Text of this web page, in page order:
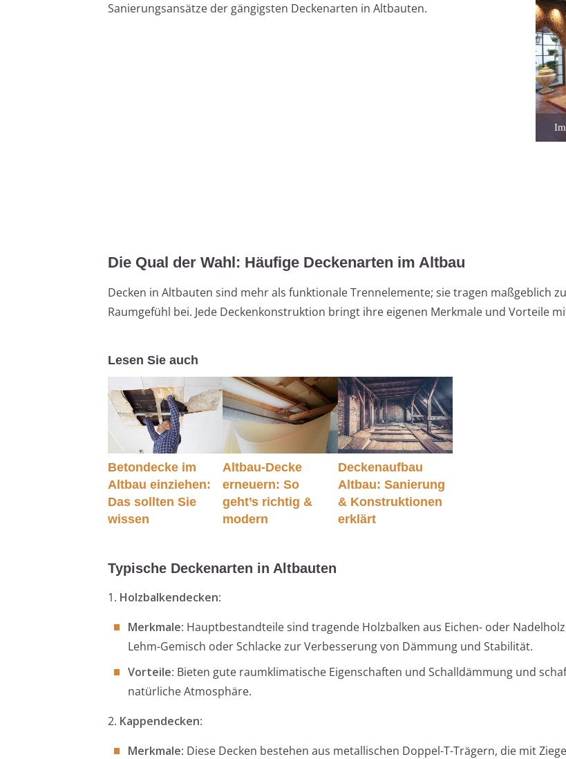
Sanierungsansätze der gängigsten Deckenarten in Altbauten.
Die Qual der Wahl: Häufige Deckenarten im Altbau
Decken in Altbauten sind mehr als funktionale Trennelemente; sie tragen maßgeblich
Raumgefühl bei. Jede Deckenkonstruktion bringt ihre eigenen Merkmale und Vorteile
Lesen Sie auch
Betondecke im
Altbau einziehen:
Das sollten Sie
wissen
Altbau-Decke
erneuern: So
geht’s richtig &
modern
Deckenaufbau
Altbau: Sanierung
& Konstruktionen
erklärt
Typische Deckenarten in Altbauten
1. Holzbalkendecken:
Merkmale: Hauptbestandteile sind tragende Holzbalken aus Eichen- oder
Lehm-Gemisch oder Schlacke zur Verbesserung von Dämmung und Stabilität.
Vorteile: Bieten gute raumklimatische Eigenschaften und Schalldämmung und
natürliche Atmosphäre.
2. Kappendecken:
Merkmale: Diese Decken bestehen aus metallischen Doppel-T-Trägern, die mit